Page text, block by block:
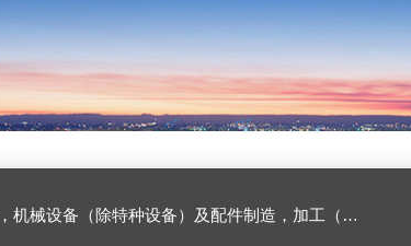
剂，汽车配件，摩托车配件的批发，零售。（企业经营涉及行政许可的，凭许可证件经营）化成套设别及配件，机械设备（除特种设备）及配件制造，加工（以上限分支机构经营），设计，批发，零售，模具，五金制品，工具加工（限分支机构经营），设计，批发，零售。五金交电，金属材料，金属制品，不锈钢制品，建筑材料，钢材，橡塑制品，环保设备，润滑剂，汽车配件，摩托车配件的批发，零售。（企业经营涉及行政许可的，凭许可证件经营）